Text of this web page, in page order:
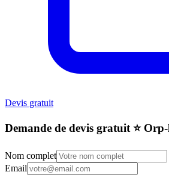
Devis gratuit
Demande de devis gratuit ⭐️ Orp-
Nom complet
Email